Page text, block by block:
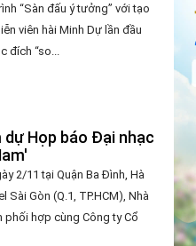
“Sàn đấu ý tưởng” với tạo
viên hài Minh Dự lần đầu
đích “so...
dự Họp báo Đại nhạc
2/11 tại Quận Ba Đình, Hà
Sài Gòn (Q.1, TP.HCM), Nhà
phối hợp cùng Công ty Cổ